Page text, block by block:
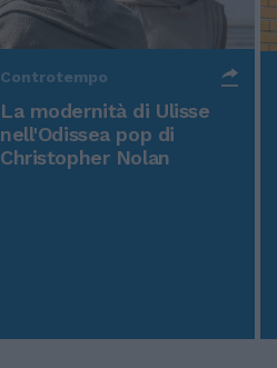
Controtempo
La modernità di Ulisse
nell'Odissea pop di
Christopher Nolan